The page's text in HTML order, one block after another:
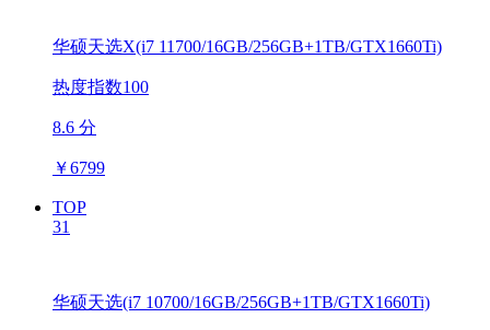
华硕天选X(i7 11700/16GB/256GB+1TB/GTX1660Ti)
热度指数100
8.6 分
￥6799
TOP
31
华硕天选(i7 10700/16GB/256GB+1TB/GTX1660Ti)